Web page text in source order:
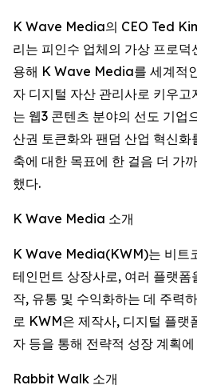
K Wave Media의 CEO Ted
리는 피인수 업체의 가상 프로
용해 K Wave Media를 세계적
자 디지털 자산 관리사로 키우고
는 웹3 콘텐츠 분야의 선도 기업
산권 토큰화와 팬덤 산업 혁신
축에 대한 목표에 한 걸음 더 가
했다.
K Wave Media 소개
K Wave Media(KWM)는 비트
테인먼트 상장사로, 여러 플랫폼
작, 유통 및 수익화하는 데 주력
로 KWM은 제작사, 디지털 플랫
자 등을 통해 전략적 성장 계획
Rabbit Walk 소개